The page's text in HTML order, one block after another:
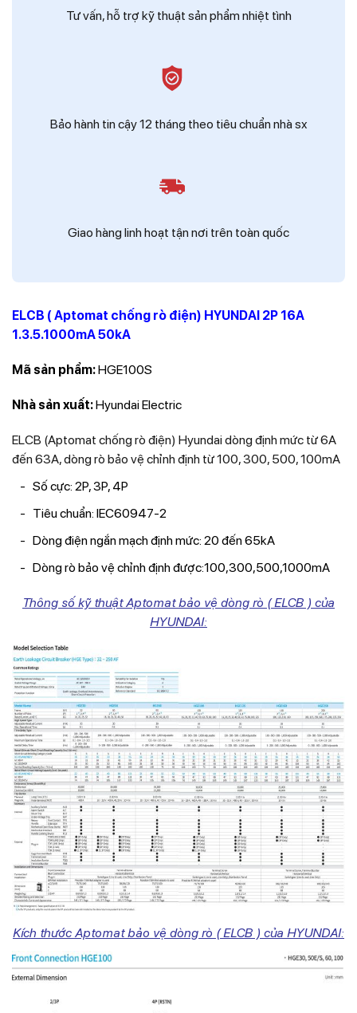
Tư vấn, hỗ trợ kỹ thuật sản phẩm nhiệt tình
Bảo hành tin cậy 12 tháng theo tiêu chuẩn nhà sx
Giao hàng linh hoạt tận nơi trên toàn quốc
ELCB ( Aptomat chống rò điện) HYUNDAI 2P 16A
1.3.5.1000mA 50kA
Mã sản phẩm:HGE100S
Nhà sản xuất:Hyundai Electric
ELCB (Aptomat chống rò điện) Hyundai dòng định mức từ 6A
đến 63A, dòng rò bảo vệ chỉnh định từ 100, 300, 500, 100mA
Số cực: 2P, 3P, 4P
Tiêu chuẩn: IEC60947-2
Dòng điện ngắn mạch định mức: 20 đến 65kA
Dòng rò bảo vệ chỉnh định được:100,300,500,1000mA
Thông số kỹ thuật Aptomat bảo vệ dòng rò ( ELCB ) của
HYUNDAI:
Kích thước Aptomat bảo vệ dòng rò ( ELCB ) của HYUNDAI: